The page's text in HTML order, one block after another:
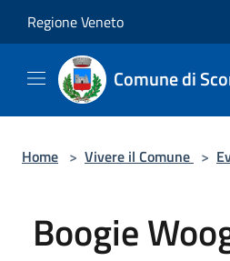
Regione Veneto
Comune di
Home > Vivere il Comune >
Boogie